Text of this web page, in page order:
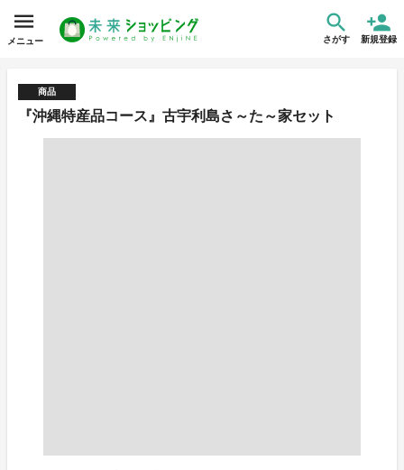
メニュー さがす 新規登録
商品
『沖縄特産品コース』古宇利島さ～た～家セット